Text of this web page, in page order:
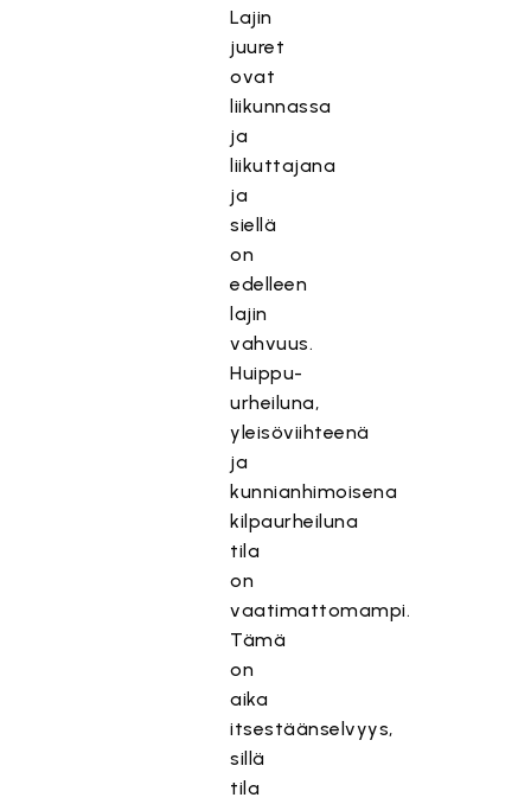
Lajin
juuret
ovat
liikunnassa
ja
liikuttajana
ja
siellä
on
edelleen
lajin
vahvuus.
Huippu-
urheiluna,
yleisöviihteenä
ja
kunnianhimoisena
kilpaurheiluna
tila
on
vaatimattomampi.
Tämä
on
aika
itsestäänselvyys,
sillä
tila